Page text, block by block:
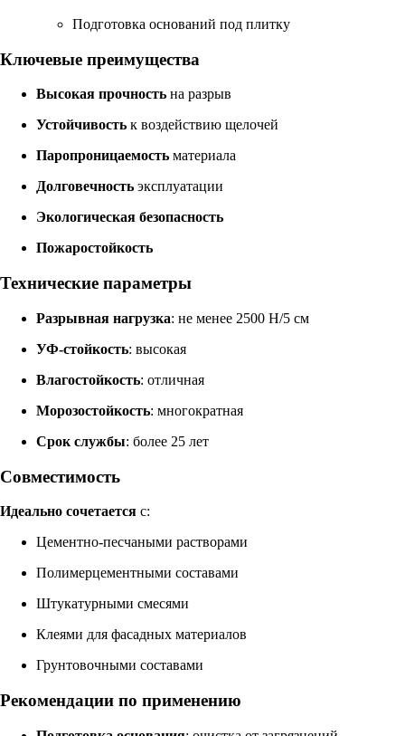
Подготовка оснований под плитку
Ключевые преимущества
Высокая прочность на разрыв
Устойчивость к воздействию щелочей
Паропроницаемость материала
Долговечность эксплуатации
Экологическая безопасность
Пожаростойкость
Технические параметры
Разрывная нагрузка: не менее 2500 Н/5 см
УФ-стойкость: высокая
Влагостойкость: отличная
Морозостойкость: многократная
Срок службы: более 25 лет
Совместимость
Идеально сочетается с:
Цементно-песчаными растворами
Полимерцементными составами
Штукатурными смесями
Клеями для фасадных материалов
Грунтовочными составами
Рекомендации по применению